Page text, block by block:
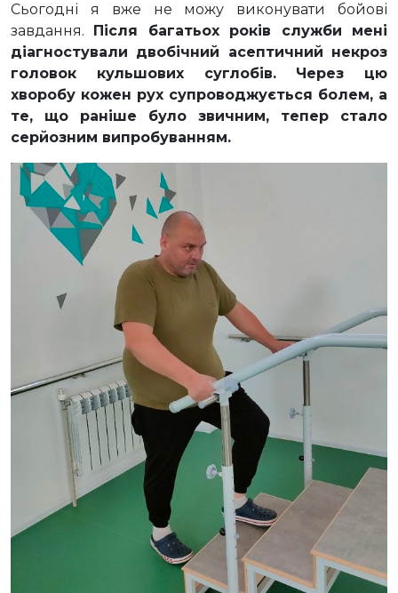
Сьогодні я вже не можу виконувати бойові
завдання.
Після багатьох років служби мені
діагностували двобічний асептичний некроз
головок кульшових суглобів. Через цю
хворобу кожен рух супроводжується болем, а
те, що раніше було звичним, тепер стало
серйозним випробуванням.